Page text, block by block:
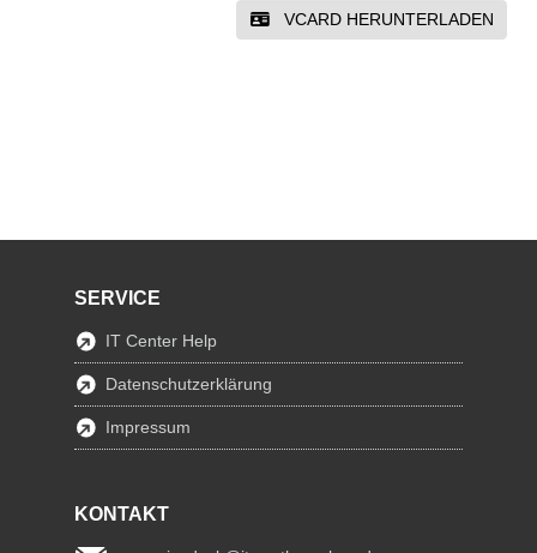
VCARD HERUNTERLADEN
SERVICE
IT Center Help
Datenschutzerklärung
Impressum
KONTAKT